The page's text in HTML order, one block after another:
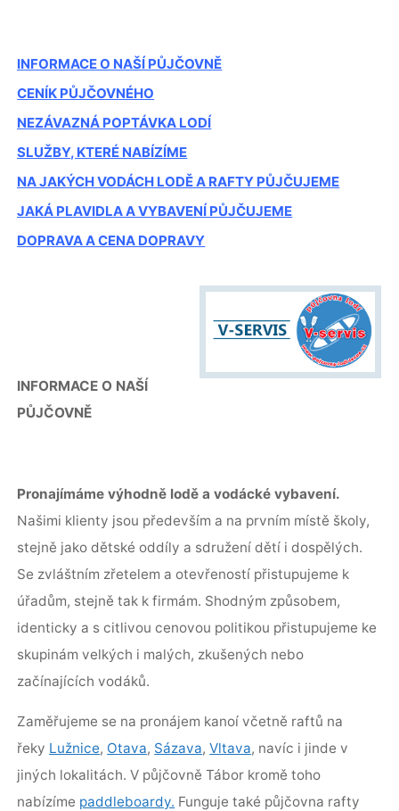
INFORMACE O NAŠÍ PŮJČOVNĚ
CENÍK PŮJČOVNÉHO
NEZÁVAZNÁ POPTÁVKA LODÍ
SLUŽBY, KTERÉ NABÍZÍME
NA JAKÝCH VODÁCH LODĚ A RAFTY PŮJČUJEME
JAKÁ PLAVIDLA A VYBAVENÍ PŮJČUJEME
DOPRAVA A CENA DOPRAVY
INFORMACE O NAŠÍ
PŮJČOVNĚ
Pronajímáme výhodně lodě a vodácké vybavení.
Našimi klienty jsou především a na prvním místě školy,
stejně jako dětské oddíly a sdružení dětí i dospělých.
Se zvláštním zřetelem a otevřeností přistupujeme k
úřadům, stejně tak k firmám. Shodným způsobem,
identicky a s citlivou cenovou politikou přistupujeme ke
skupinám velkých i malých, zkušených nebo
začínajících vodáků.
Zaměřujeme se na pronájem kanoí včetně raftů na
řeky Lužnice, Otava, Sázava,Vltava, navíc i jinde v
jiných lokalitách. V půjčovně Tábor kromě toho
nabízíme paddleboardy. Funguje také půjčovna rafty